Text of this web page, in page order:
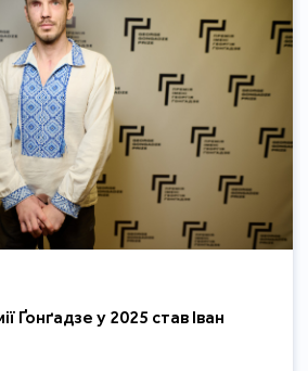
Ґонґадзе у 2025 став Іван